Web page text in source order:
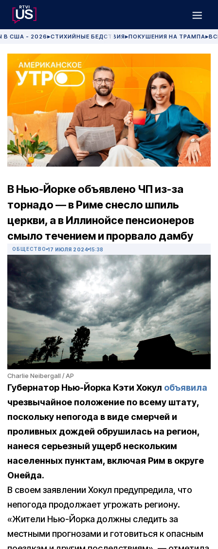
В США - 2026 ▶СТИХИЙНЫЕ БЕДСТВИЯ▶ПОКУШЕНИЯ НА ТРАМПА▶
В Нью-Йорке объявлено ЧП из-за
торнадо — в Риме снесло шпиль
церкви, а в Иллинойсе пенсионеров
смыло течением и прорвало дамбу
ОБЩЕСТВО 17 ИЮЛЯ 2024 15:38
Charlie Neibergall / AP
Губернатор Нью-Йорка Кэти Хокул объявила
чрезвычайное положение по всему штату,
поскольку непогода в виде смерчей и
проливных дождей обрушилась на регион,
нанеся серьезный ущерб нескольким
населенных пунктам, включая Рим в округе
Онейда.
В своем заявлении Хокул предупредила, что
непогода продолжает угрожать региону.
«Жители Нью-Йорка должны следить за
местными прогнозами и готовиться к опасным